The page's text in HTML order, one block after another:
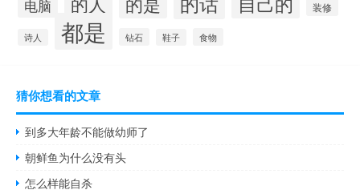
电脑 装修
诗人 都是 钻石 鞋子 食物
猜你想看的文章
到多大年龄不能做幼师了
朝鲜鱼为什么没有头
怎么样能自杀